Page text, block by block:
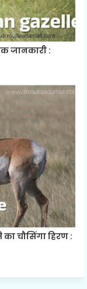
जानकारी :
का चौसिंगा हिरण :